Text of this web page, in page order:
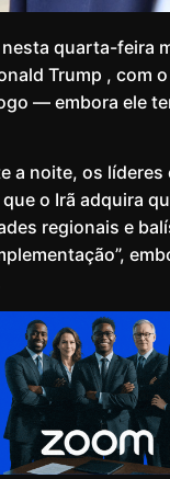
quarta-feira
Trump , com
— embora ele
a noite, os
o Irã adquira
regionais e